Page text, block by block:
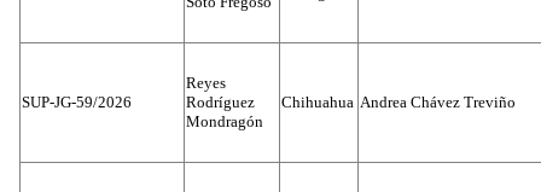
SUP-JG-59/2026
Reyes
Rodríguez
Mondragón
Chihuahua Andrea Chávez Treviño